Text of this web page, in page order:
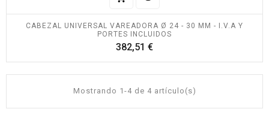
CABEZAL UNIVERSAL VAREADORA Ø 24 - 30 MM - I.V.A Y
PORTES INCLUIDOS
382,51 €Precio
Mostrando 1-4 de 4 artículo(s)